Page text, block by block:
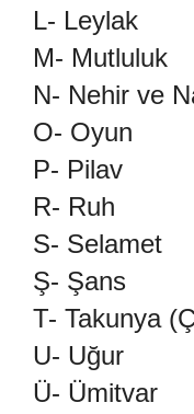
L- Leylak
M- Mutluluk
N- Nehir ve
O- Oyun
P- Pilav
R- Ruh
S- Selamet
Ş- Şans
T- Takunya
U- Uğur
Ü- Ümitvar